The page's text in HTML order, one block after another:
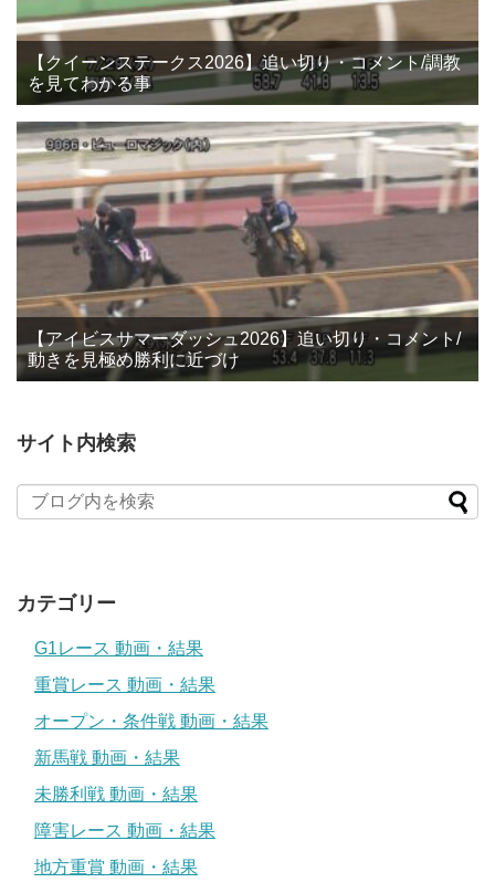
【クイーンステークス2026】追い切り・コメント/調教
を見てわかる事
【アイビスサマーダッシュ2026】追い切り・コメント/
動きを見極め勝利に近づけ
サイト内検索
カテゴリー
G1レース 動画・結果
重賞レース 動画・結果
オープン・条件戦 動画・結果
新馬戦 動画・結果
未勝利戦 動画・結果
障害レース 動画・結果
地方重賞 動画・結果